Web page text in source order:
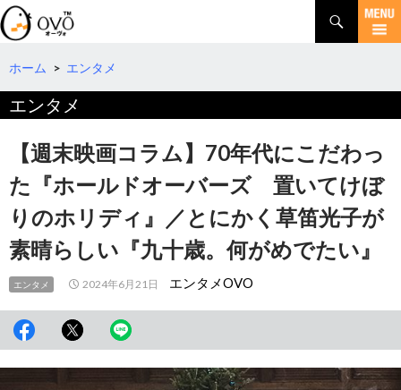
検
索
コ
テ
へ
ホーム > エンタメ
エンタメ
【週末映画コラム】70年代にこだわっ
た『ホールドオーバーズ 置いてけぼ
りのホリディ』／とにかく草笛光子が
素晴らしい『九十歳。何がめでたい』
エンタメ 2024年6月21日 エンタメOVO